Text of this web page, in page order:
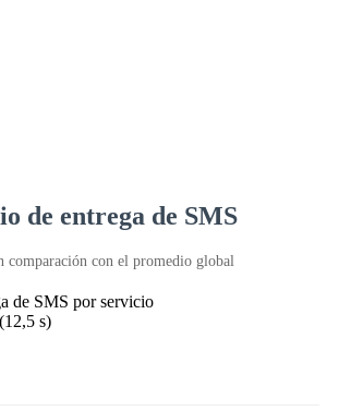
de entrega de SMS
comparación con el promedio global
de SMS por servicio
s)